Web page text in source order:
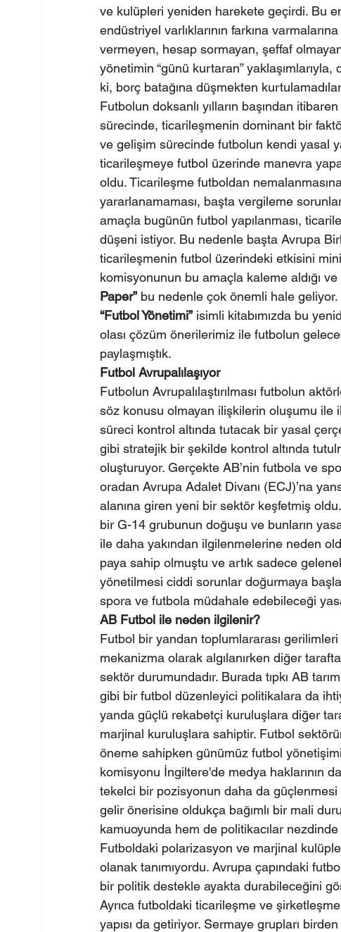
ve kulüpleri yeniden harekete geçirdi. Bu
endüstriyel varlıklarının farkına
vermeyen, hesap sormayan, şeffaf
yönetimin “günü kurtaran”
ki, borç batağına düşmekten
Futbolun doksanlı yılların başından
sürecinde, ticarileşmenin dominant bir
ve gelişim sürecinde futbolun kendi yasal
ticarileşmeye futbol üzerinde manevra
oldu. Ticarileşme futboldan
yararlanamaması, başta vergileme
amaçla bugünün futbol yapılanması,
düşeni istiyor. Bu nedenle başta Avrupa
ticarileşmenin futbol üzerindeki etkisini
komisyonunun bu amaçla kaleme aldığı
Paper” bu nedenle çok önemli hale geliyor.
“Futbol Yönetimi” isimli kitabımızda bu
olası çözüm önerilerimiz ile futbolun
paylaşmıştık.
Futbol Avrupalılaşıyor
Futbolun Avrupalılaştırılması futbolun
söz konusu olmayan ilişkilerin oluşumu
süreci kontrol altında tutacak bir yasal
gibi stratejik bir şekilde kontrol altında
oluşturuyor. Gerçekte AB’nin futbola ve
oradan Avrupa Adalet Divanı (ECJ)’na
alanına giren yeni bir sektör keşfetmiş
bir G-14 grubunun doğuşu ve bunların
ile daha yakından ilgilenmelerine neden
paya sahip olmuştu ve artık sadece
yönetilmesi ciddi sorunlar doğurmaya
spora ve futbola müdahale edebileceği
AB Futbol ile neden ilgilenir?
Futbol bir yandan toplumlararası gerilimleri
mekanizma olarak algılanırken diğer
sektör durumundadır. Burada tıpkı AB
gibi bir futbol düzenleyici politikalara da
yanda güçlü rekabetçi kuruluşlara diğer
marjinal kuruluşlara sahiptir. Futbol
öneme sahipken günümüz futbol
komisyonu İngiltere'de medya haklarının
tekelci bir pozisyonun daha da güçlenmesi
gelir önerisine oldukça bağımlı bir mali
kamuoyunda hem de politikacılar
Futboldaki polarizasyon ve marjinal
olanak tanımıyordu. Avrupa çapındaki
bir politik destekle ayakta durabileceğini
Ayrıca futboldaki ticarileşme ve
yapısı da getiriyor. Sermaye grupları